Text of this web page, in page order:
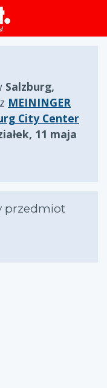
Salzburg,
MEININGER
City Center
11 maja
przedmiot